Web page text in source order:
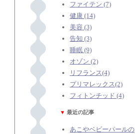
ファイテン (7)
健康 (14)
美容 (3)
告知 (3)
睡眠 (9)
オゾン (2)
リフランス(4)
プリマレックス(2)
フィトンチッド (4)
▼ 最近の記事
あこやベビーパールの